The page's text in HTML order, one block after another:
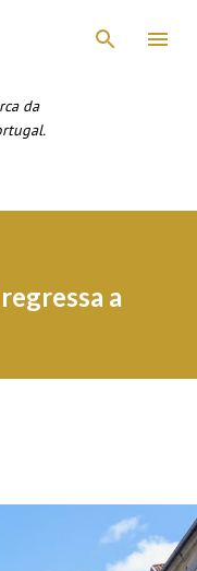
principal
da
a